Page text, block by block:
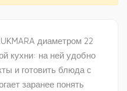
диаметром 22
кухни: на ней удобно
и готовить блюда с
заранее понять